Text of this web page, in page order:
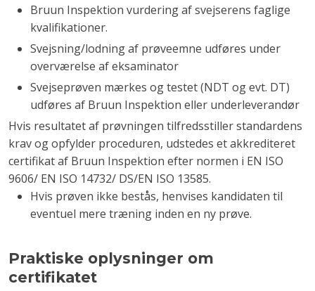
Bruun Inspektion vurdering af svejserens faglige
kvalifikationer.
Svejsning/lodning af prøveemne udføres under
overværelse af eksaminator
Svejseprøven mærkes og testet (NDT og evt. DT)
udføres af Bruun Inspektion eller underleverandør
Hvis resultatet af prøvningen tilfredsstiller standardens
krav og opfylder proceduren, udstedes et akkrediteret
certifikat af Bruun Inspektion efter normen i EN ISO
9606/ EN ISO 14732/ DS/EN ISO 13585.
Hvis prøven ikke bestås, henvises kandidaten til
eventuel mere træning inden en ny prøve.
Praktiske oplysninger om
certifikatet